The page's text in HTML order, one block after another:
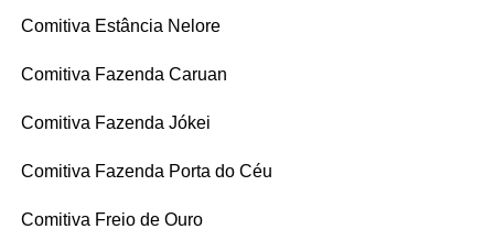
Comitiva Estância Nelore
Comitiva Fazenda Caruan
Comitiva Fazenda Jókei
Comitiva Fazenda Porta do Céu
Comitiva Freio de Ouro